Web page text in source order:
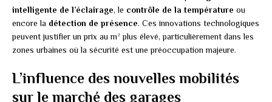
intelligente de l’éclairage, le contrôle de la température ou
encore la détection de présence. Ces innovations technologiques
peuvent justifier un prix au m² plus élevé, particulièrement dans les
zones urbaines où la sécurité est une préoccupation majeure.
L’influence des nouvelles mobilités
sur le marché des garages